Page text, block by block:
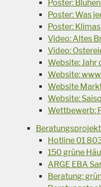
Poster:
Poster: Was
Poster:
Video: Altes
Video:
Website: Jahr
Website:
Website
Website:
Wettbewerb:
Hotline 01
150 grüne
ARGE EBA
Beratung: